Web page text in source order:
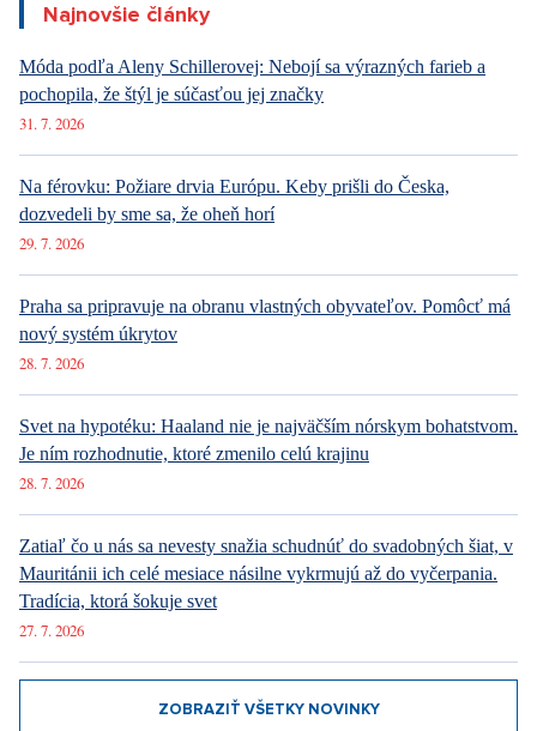
Najnovšie články
Móda podľa Aleny Schillerovej: Nebojí sa výrazných farieb a
pochopila, že štýl je súčasťou jej značky
31. 7. 2026
Na férovku: Požiare drvia Európu. Keby prišli do Česka,
dozvedeli by sme sa, že oheň horí
29. 7. 2026
Praha sa pripravuje na obranu vlastných obyvateľov. Pomôcť má
nový systém úkrytov
28. 7. 2026
Svet na hypotéku: Haaland nie je najväčším nórskym bohatstvom.
Je ním rozhodnutie, ktoré zmenilo celú krajinu
28. 7. 2026
Zatiaľ čo u nás sa nevesty snažia schudnúť do svadobných šiat, v
Mauritánii ich celé mesiace násilne vykrmujú až do vyčerpania.
Tradícia, ktorá šokuje svet
27. 7. 2026
ZOBRAZIŤ VŠETKY NOVINKY